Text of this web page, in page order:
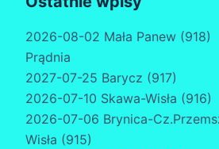
2026-08-02 Mała Panew (918)
Prądnia
2027-07-25 Barycz (917)
2026-07-10 Skawa-Wisła (916)
2026-07-06 Brynica-
Wisła (915)